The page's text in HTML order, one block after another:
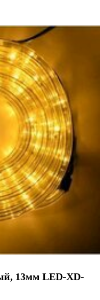
13мм LED-XD-